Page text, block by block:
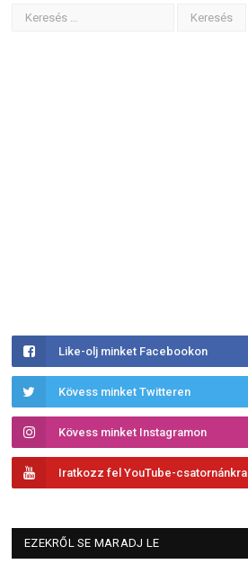
Like-olj minket Facebookon
Kövess minket Twitteren
Kövess minket Instagramon
Iratkozz fel YouTube-csatornánkra
EZEKRŐL SE MARADJ LE